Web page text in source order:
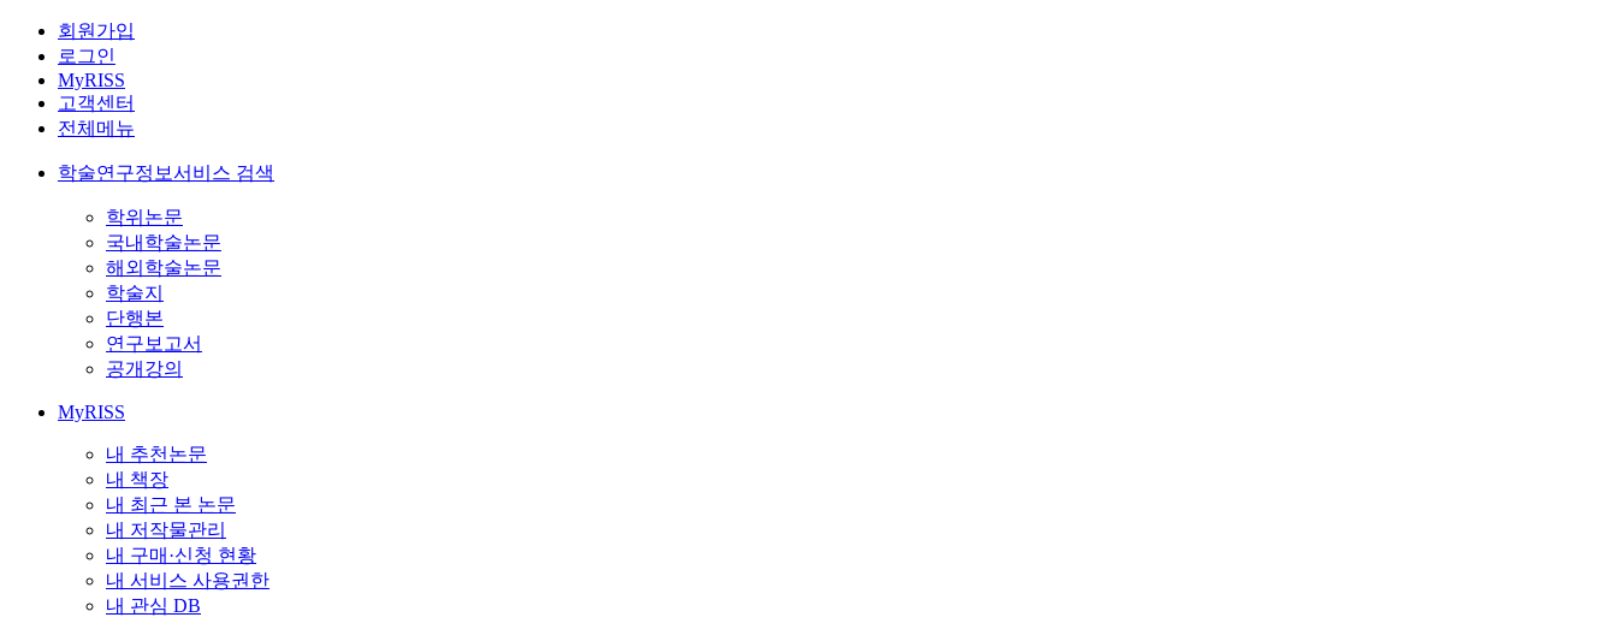
회원가입
로그인
MyRISS
고객센터
전체메뉴
학술연구정보서비스 검색
학위논문
국내학술논문
해외학술논문
학술지
단행본
연구보고서
공개강의
MyRISS
내 추천논문
내 책장
내 최근 본 논문
내 저작물관리
내 구매·신청 현황
내 서비스 사용권한
내 관심 DB